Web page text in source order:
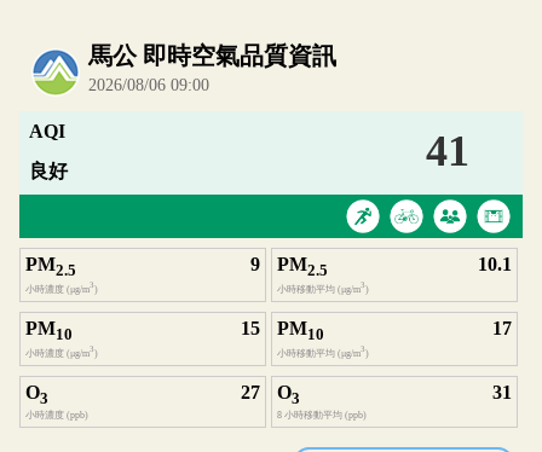
內嵌空氣品質小工具為視覺預覽，完整即時空